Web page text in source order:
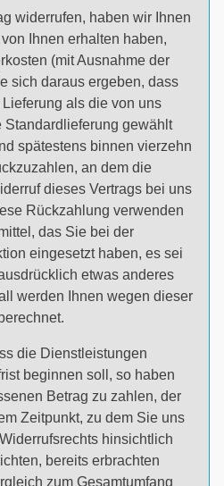
widerrufen, haben wir Ihnen
Ihnen erhalten haben,
(mit Ausnahme der
sich daraus ergeben, dass
als die von uns
Standardlieferung gewählt
spätestens binnen vierzehn
an dem die
dieses Vertrags bei uns
Rückzahlung verwenden
das Sie bei der
eingesetzt haben, es sei
etwas anderes
werden Ihnen wegen dieser
die Dienstleistungen
beginnen soll, so haben
Betrag zu zahlen, der
Zeitpunkt, zu dem Sie uns
hinsichtlich
bereits erbrachten
zum Gesamtumfang